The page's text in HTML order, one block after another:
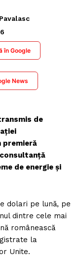
în Google
News
de
premieră
de energie și
dolari pe lună, pe
dintre cele mai
românească
la
Unite.